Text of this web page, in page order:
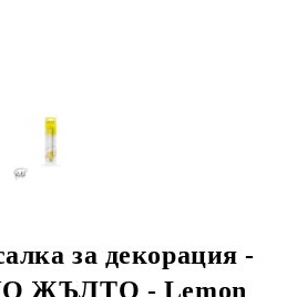
за декорация -
ЖЪЛТО - Lemon